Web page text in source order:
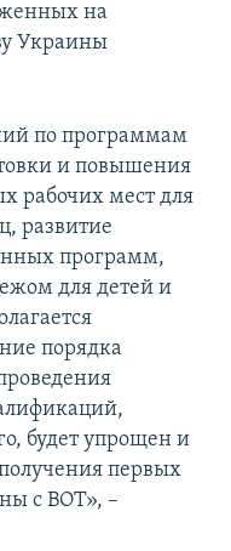
на
Украины
по программам
и повышения
рабочих мест для
развитие
программ,
для детей и
порядка
будет упрощен и
первых
с ВОТ», –